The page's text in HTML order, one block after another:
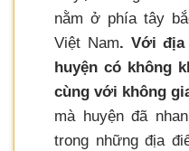
nằm ở phía tây
Việt Nam. Với
huyện có không
cùng với không
mà huyện đã
trong những địa